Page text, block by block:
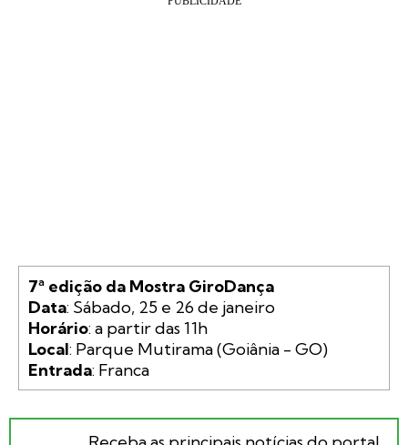
7ª edição da Mostra GiroDança
Data
Horário
Local
Entrada: Franca